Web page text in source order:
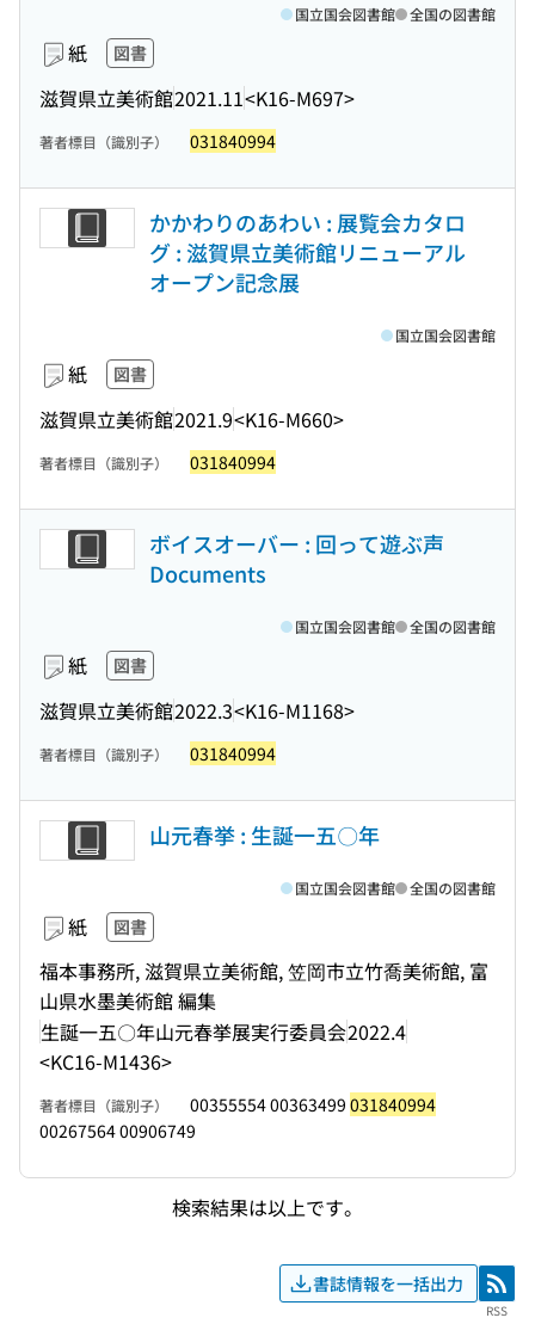
紙 図書
滋賀県立美術館2021.11<K16-M697>
国立国会図書館 全国の図書館
著者標目（識別子） 031840994
かかわりのあわい : 展覧会カタロ
グ : 滋賀県立美術館リニューアル
オープン記念展
紙 図書
滋賀県立美術館2021.9<K16-M660>
国立国会図書館
著者標目（識別子） 031840994
ボイスオーバー : 回って遊ぶ声
Documents
紙 図書
滋賀県立美術館2022.3<K16-M1168>
国立国会図書館 全国の図書館
著者標目（識別子） 031840994
山元春挙 : 生誕一五〇年
紙 図書
福本事務所, 滋賀県立美術館, 笠岡市立竹喬美術館, 富
山県水墨美術館 編集
生誕一五〇年山元春挙展実行委員会2022.4
<KC16-M1436>
国立国会図書館 全国の図書館
著者標目（識別子） 00355554 00363499 031840994
00267564 00906749
検索結果は以上です。
書誌情報を一括出力 RSS
RSS